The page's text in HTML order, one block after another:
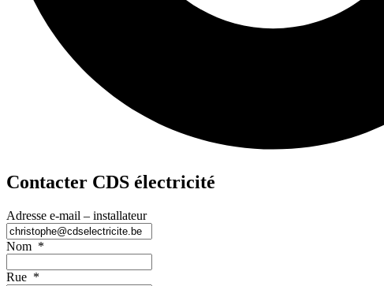
Contacter CDS électricité
Adresse e-mail – installateur
Nom *
Rue *